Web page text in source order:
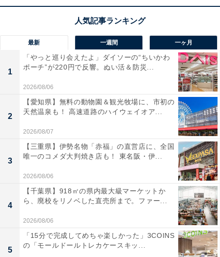
の漢字は？ 1分以内で挑戦しよう
1 2
最新 一週間 一ヶ月
1
「やっと巡り会えたよ」ダイソーの“ちいかわ
ポーチ”が220円で反響。ぬい活＆防災...
2026/08/06
2
【愛知県】無料の動物園＆観光牧場に、市初の
天然温泉も！ 高速道路のハイウェイオア...
2026/08/07
3
【三重県】伊勢名物「赤福」の直営店に、全国
唯一のコメダ大判焼き店も！ 東名阪・伊...
2026/08/06
4
【千葉県】918㎡の県内最大級マーケットか
ら、廃校をリノベした直売所まで。ファー...
2026/08/06
5
「15分で完成してめちゃ楽しかった」3COINS
の「モールドールトレカケースキッ...